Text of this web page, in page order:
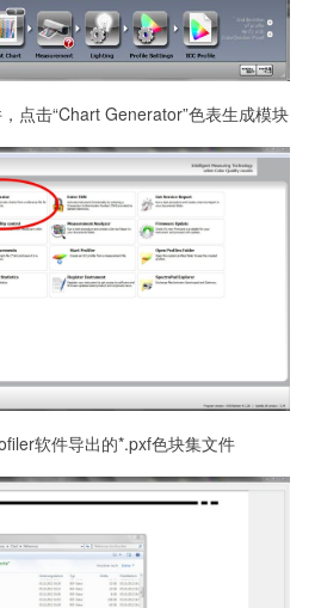
点击“Chart Generator”色表生成模块
软件导出的*.pxf色块集文件